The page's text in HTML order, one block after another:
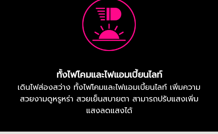
ทั้งไฟโคมและไฟแอมเบี้ยนไลท์
เดินไฟส่องสว่าง ทั้งไฟโคมและไฟแอมเบี้ยนไลท์ เพิ่มความ
สวยงามดูหรูหร่า สวยเย็นสบายตา สามารถปรับแสงเพิ่ม
แสงลดแสงได้